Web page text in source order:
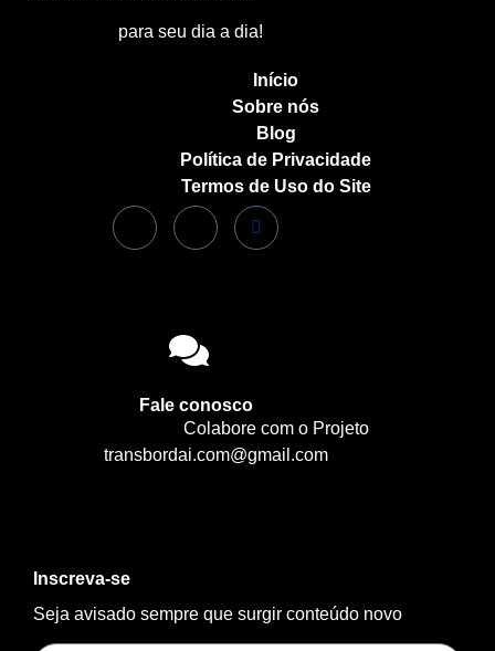
para seu dia a dia!
Início
Sobre nós
Blog
Política de Privacidade
Termos de Uso do Site
Fale conosco
Colabore com o Projeto
transbordai.com@gmail.com
Inscreva-se
Seja avisado sempre que surgir conteúdo novo